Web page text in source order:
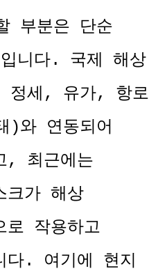
부분은 단순
니다. 국제 해상
정세, 유가, 항로
)와 연동되어
, 최근에는
크가 해상
로 작용하고
다. 여기에 현지